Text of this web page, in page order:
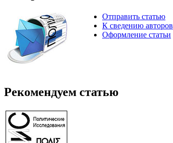
Отправить статью
К сведению авторов
Оформление статьи
Рекомендуем статью